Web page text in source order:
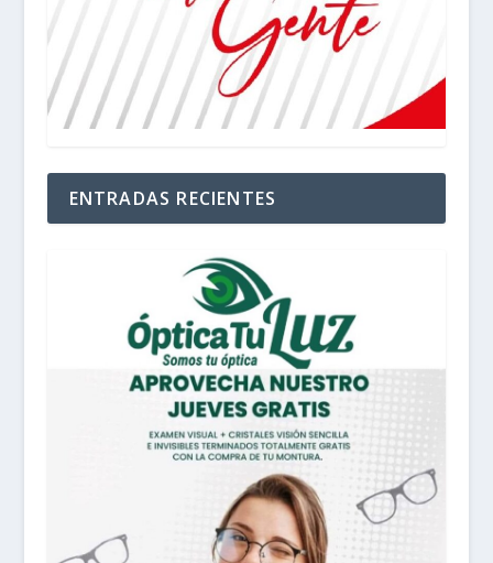
ENTRADAS RECIENTES